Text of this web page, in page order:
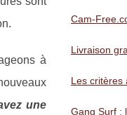
à
une
Cam-
Livraison
Les critères
Gang Surf :